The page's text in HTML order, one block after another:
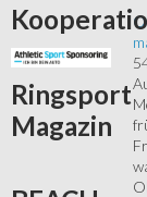
Ringsport
Magazin